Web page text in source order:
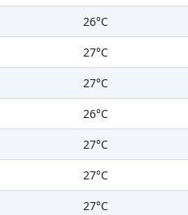
26°C
27°C
27°C
26°C
27°C
27°C
27°C